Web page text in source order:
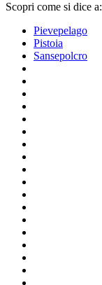
Scopri come si dice a:
Pievepelago
Pistoia
Sansepolcro